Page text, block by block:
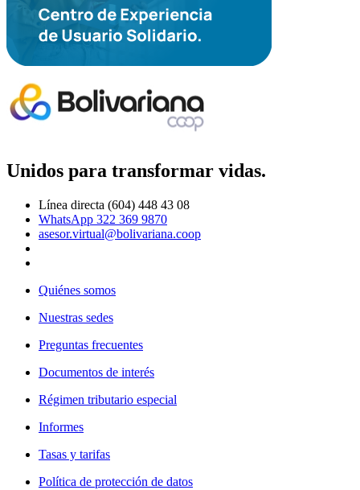
Unidos para transformar vidas.
Línea directa (604) 448 43 08
WhatsApp 322 369 9870
asesor.virtual@bolivariana.coop
Quiénes somos
Nuestras sedes
Preguntas frecuentes
Documentos de interés
Régimen tributario especial
Informes
Tasas y tarifas
Política de protección de datos